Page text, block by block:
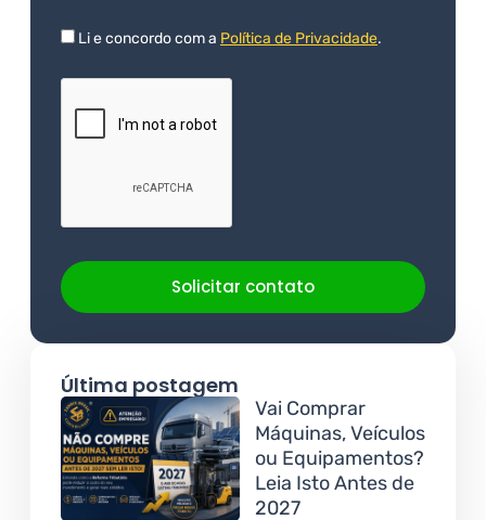
Li e concordo com a Política de Privacidade.
Solicitar contato
Última postagem
Vai Comprar
Máquinas, Veículos
ou Equipamentos?
Leia Isto Antes de
2027